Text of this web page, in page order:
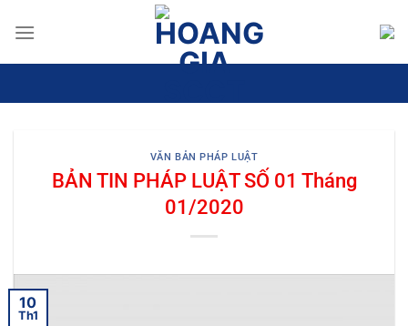
qua
VĂN BẢN PHÁP LUẬT
BẢN TIN PHÁP LUẬT SỐ 01 Tháng
01/2020
10
Th1